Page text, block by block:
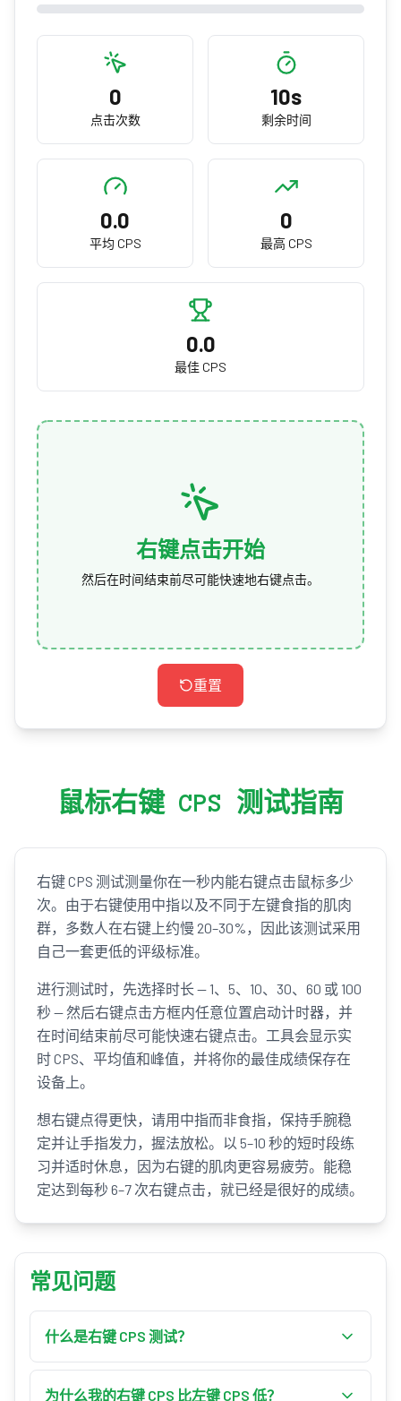
0
点击次数
10s
剩余时间
0.0
平均 CPS
0
最高 CPS
0.0
最佳 CPS
右键点击开始
然后在时间结束前尽可能快速地右键点击。
重置
鼠标右键 CPS 测试指南
右键 CPS 测试测量你在一秒内能右键点击鼠标多少
次。由于右键使用中指以及不同于左键食指的肌肉
群，多数人在右键上约慢 20–30%，因此该测试采用
自己一套更低的评级标准。
进行测试时，先选择时长 — 1、5、10、30、60 或 100
秒 — 然后右键点击方框内任意位置启动计时器，并
在时间结束前尽可能快速右键点击。工具会显示实
时 CPS、平均值和峰值，并将你的最佳成绩保存在
设备上。
想右键点得更快，请用中指而非食指，保持手腕稳
定并让手指发力，握法放松。以 5–10 秒的短时段练
习并适时休息，因为右键的肌肉更容易疲劳。能稳
定达到每秒 6–7 次右键点击，就已经是很好的成绩。
常见问题
什么是右键 CPS 测试？
右键 CPS 测试测量你在一秒内能右键点击鼠标多
少次。你在选定的时长内尽可能快速右键点击，
为什么我的右键 CPS 比左键 CPS 低？